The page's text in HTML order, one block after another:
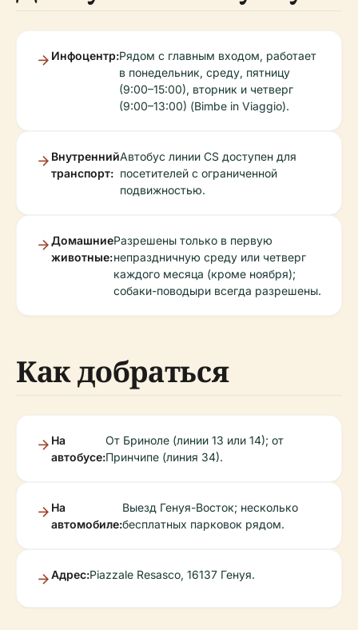
Инфоцентр:Рядом с главным входом, работает
в понедельник, среду, пятницу
(9:00–15:00), вторник и четверг
(9:00–13:00) (Bimbe in Viaggio).
Внутренний
транспорт:
Автобус линии CS доступен для
посетителей с ограниченной
подвижностью.
Домашние
животные:
Разрешены только в первую
непраздничную среду или четверг
каждого месяца (кроме ноября);
собаки-поводыри всегда разрешены.
Как добраться
На
автобусе:
От Бриноле (линии 13 или 14); от
Принчипе (линия 34).
На
автомобиле:
Выезд Генуя-Восток; несколько
бесплатных парковок рядом.
Адрес:Piazzale Resasco, 16137 Генуя.